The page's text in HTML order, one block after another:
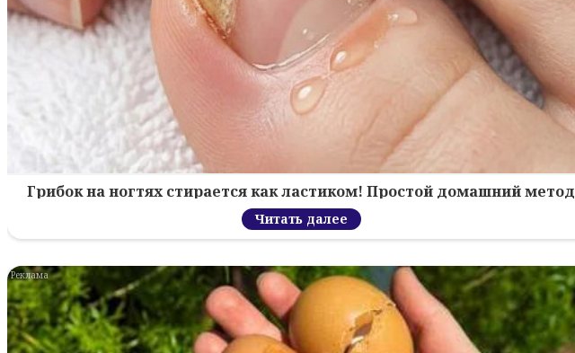
Грибок на ногтях стирается как ластиком! Простой домашний метод
Читать далее